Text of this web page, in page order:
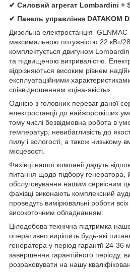
✔ Силовий агрегат Lombardini +
✔ Панель управління DATAKOM
Дизельна електростанція GENMAC
максимальною потужністю 22 кВт/
комплектується двигуном
та підвищеною витривалістю.
відрізняються високим рівнем
експлуатаційними
співвідношенням «ціна-якість».
Однією з головних переваг даної
електростанції до найжорсткіших
тому числі безвідмовна робота в
температур, невибагливість до
пилу і вологості, а також низькому
місцевості.
Фахівці нашої компанії дадуть
питання щодо підбору генератора,
обслуговування нашим сервісним
фахівці виконають комплексний
проведуть вимірювальні роботи
високоточним обладнанням.
Цілодобова технічна підтримка
оперативно вирішить будь-які
генератора у період гарантії 24-36
завершення гарантійного періоду,
розраховувати на нашу